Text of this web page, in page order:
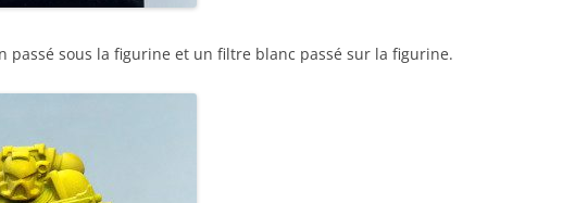
passé sous la figurine et un filtre blanc passé sur la figurine.